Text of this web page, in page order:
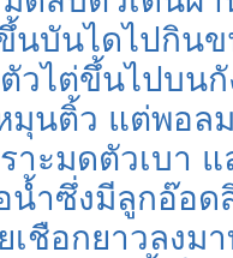
นบันไดไปกิน
วไต่ขึ้นไปบน
มุนติ้ว แต่พอ
าะมดตัวเบา
น้ำซึ่งมีลูกอ๊อ
เชือกยาวลงม